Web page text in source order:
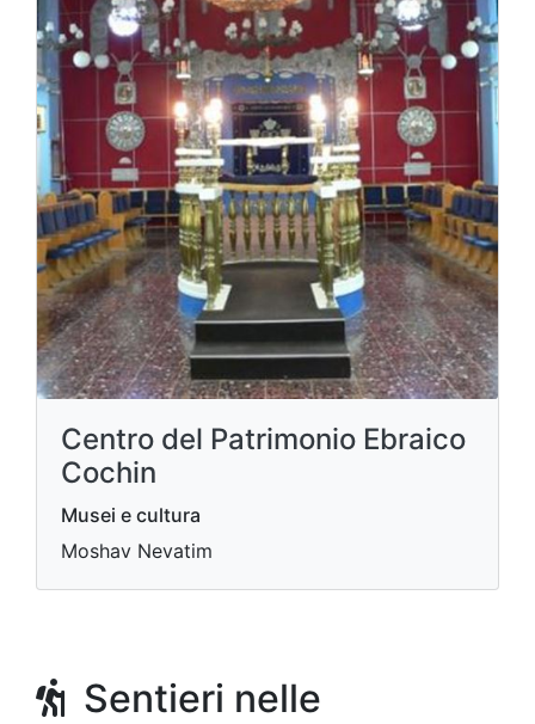
Centro del Patrimonio Ebraico
Cochin
Musei e cultura
Moshav Nevatim
Sentieri nelle